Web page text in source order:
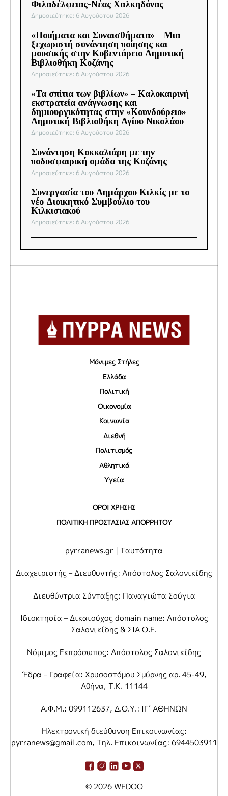
Φιλαδέλφειας-Νέας Χαλκηδόνας
Δημοσιεύτηκε: 6 Αυγούστου 2026
«Ποιήματα και Συναισθήματα» – Μια
ξεχωριστή συνάντηση ποίησης και
μουσικής στην Κοβεντάρειο Δημοτική
Βιβλιοθήκη Κοζάνης
Δημοσιεύτηκε: 6 Αυγούστου 2026
«Τα σπίτια των βιβλίων» – Καλοκαιρινή
εκστρατεία ανάγνωσης και
δημιουργικότητας στην «Κουνδούρειο»
Δημοτική Βιβλιοθήκη Αγίου Νικολάου
Δημοσιεύτηκε: 6 Αυγούστου 2026
Συνάντηση Κοκκαλιάρη με την
ποδοσφαιρική ομάδα της Κοζάνης
Δημοσιεύτηκε: 6 Αυγούστου 2026
Συνεργασία του Δημάρχου Κιλκίς με το
νέο Διοικητικό Συμβούλιο του
Κιλκισιακού
Δημοσιεύτηκε: 6 Αυγούστου 2026
Μόνιμες Στήλες
Ελλάδα
Πολιτική
Οικονομία
Κοινωνία
Διεθνή
Πολιτισμός
Αθλητικά
Υγεία
ΟΡΟΙ ΧΡΗΣΗΣ
ΠΟΛΙΤΙΚΗ ΠΡΟΣΤΑΣΙΑΣ ΑΠΟΡΡΗΤΟΥ
pyrranews.gr | Ταυτότητα
Διαχειριστής – Διευθυντής: Απόστολος Σαλονικίδης
Διευθύντρια Σύνταξης: Παναγιώτα Σούγια
Ιδιοκτησία – Δικαιούχος domain name: Απόστολος
Σαλονικίδης & ΣΙΑ Ο.Ε.
Νόμιμος Εκπρόσωπος: Απόστολος Σαλονικίδης
Έδρα – Γραφεία: Χρυσοστόμου Σμύρνης αρ. 45-49,
Αθήνα, Τ.Κ. 11144
Α.Φ.Μ.: 099112637, Δ.Ο.Υ.: ΙΓ΄ ΑΘΗΝΩΝ
Ηλεκτρονική διεύθυνση Επικοινωνίας:
pyrranews@gmail.com, Τηλ. Επικοινωνίας: 6944503911
© 2026WEDOO